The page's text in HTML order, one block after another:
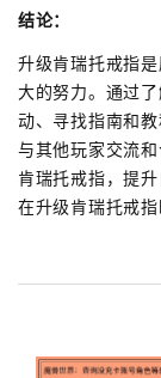
结论：
升级肯瑞托戒指
大的努力。通过
动、寻找指南和
与其他玩家交流
肯瑞托戒指，提
在升级肯瑞托戒